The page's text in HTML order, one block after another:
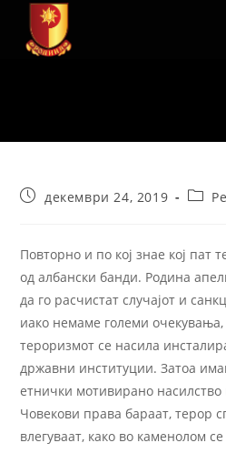
декември 24, 2019
Повторно и по кој знае кој пат
од албански банди. Родина
да го расчистат случајот и
иако немаме големи
тероризмот се насила
државни институции. Затоа
етнички мотивирано
Човекови права бараат, терор
влегуваат, како во каменолом